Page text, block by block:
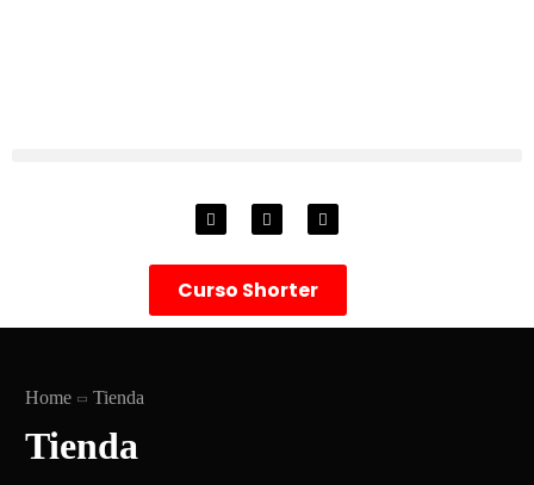
Curso Shorter
Home Tienda
Tienda